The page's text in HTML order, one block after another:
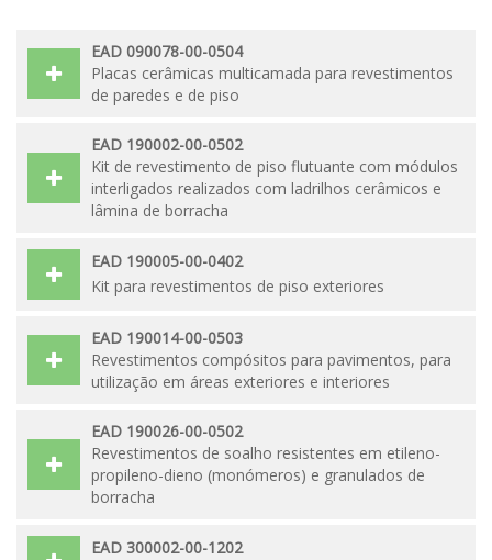
EAD 090078-00-0504
Placas cerâmicas multicamada para revestimentos
de paredes e de piso
EAD 190002-00-0502
Kit de revestimento de piso flutuante com módulos
interligados realizados com ladrilhos cerâmicos e
lâmina de borracha
EAD 190005-00-0402
Kit para revestimentos de piso exteriores
EAD 190014-00-0503
Revestimentos compósitos para pavimentos, para
utilização em áreas exteriores e interiores
EAD 190026-00-0502
Revestimentos de soalho resistentes em etileno-
propileno-dieno (monómeros) e granulados de
borracha
EAD 300002-00-1202